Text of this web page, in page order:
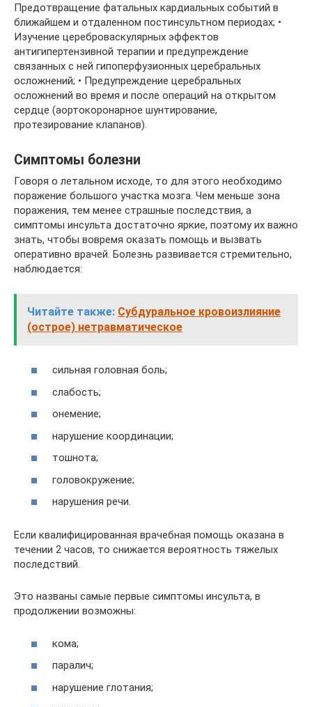
Предотвращение фатальных кардиальных событий в
ближайшем и отдаленном постинсультном периодах; •
Изучение цереброваскулярных эффектов
антигипертензивной терапии и предупреждение
связанных с ней гипоперфузионных церебральных
осложнений; • Предупреждение церебральных
осложнений во время и после операций на открытом
сердце (аортокоронарное шунтирование,
протезирование клапанов).
Симптомы болезни
Говоря о летальном исходе, то для этого необходимо
поражение большого участка мозга. Чем меньше зона
поражения, тем менее страшные последствия, а
симптомы инсульта достаточно яркие, поэтому их важно
знать, чтобы вовремя оказать помощь и вызвать
оперативно врачей. Болезнь развивается стремительно,
наблюдается:
Читайте также: Субдуральное кровоизлияние
(острое) нетравматическое
сильная головная боль;
слабость;
онемение;
нарушение координации;
тошнота;
головокружение;
нарушения речи.
Если квалифицированная врачебная помощь оказана в
течении 2 часов, то снижается вероятность тяжелых
последствий.
Это названы самые первые симптомы инсульта, в
продолжении возможны:
кома;
паралич;
нарушение глотания;